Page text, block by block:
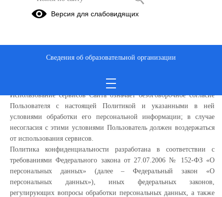
Политика конфиденциальности
общеобразовательная школа, (далее – Администрация Сайта)
, далее Сайт
Использование сервисов Сайта означает безоговорочное согласие
Пользователя с настоящей Политикой и указанными в ней
условиями обработки его персональной информации; в случае
несогласия с этими условиями Пользователь должен воздержаться
от использования сервисов.
Политика конфиденциальности разработана в соответствии с
требованиями Федерального закона от 27.07.2006 № 152-ФЗ «О
персональных данных» (далее – Федеральный закон «О
персональных данных»), иных федеральных законов,
регулирующих вопросы обработки персональных данных, а также
Версия для слабовидящих
Сведения об образовательной организации